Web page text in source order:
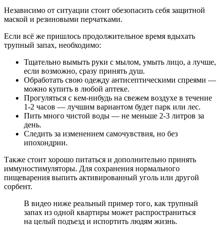
Независимо от ситуации стоит обезопасить себя защитной
маской и резиновыми перчатками.
Если всё же пришлось продолжительное время вдыхать
трупный запах, необходимо:
Тщательно вымыть руки с мылом, умыть лицо, а лучше,
если возможно, сразу принять душ.
Обработать свою одежду антисептическими спреями —
можно купить в любой аптеке.
Прогуляться с кем-нибудь на свежем воздухе в течение
1-2 часов — лучшим вариантом будет парк или лес.
Пить много чистой воды — не меньше 2-3 литров за
день.
Следить за изменением самочувствия, но без
ипохондрии.
Также стоит хорошо питаться и дополнительно принять
иммуностимуляторы. Для сохранения нормального
пищеварения выпить активированный уголь или другой
сорбент.
В видео ниже реальный пример того, как трупный
запах из одной квартиры может распространиться
на целый подъезд и испортить людям жизнь.